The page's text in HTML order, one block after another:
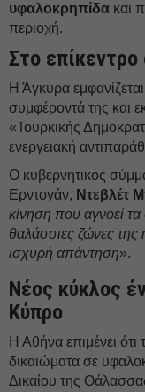
υφαλοκρηπίδα και
περιοχή.
Στο επίκεντρο
Η Άγκυρα
συμφέροντά της και
«Τουρκικής
ενεργειακή
Ο κυβερνητικός
Ερντογάν, Ντεβλέτ
κίνηση που αγνοεί τα
θαλάσσιες ζώνες
ισχυρή απάντηση».
Νέος κύκλος
Κύπρο
Η Αθήνα επιμένει
δικαιώματα σε
Δικαίου της